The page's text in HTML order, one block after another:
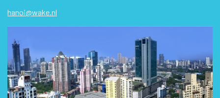
hanoi@wake.nl